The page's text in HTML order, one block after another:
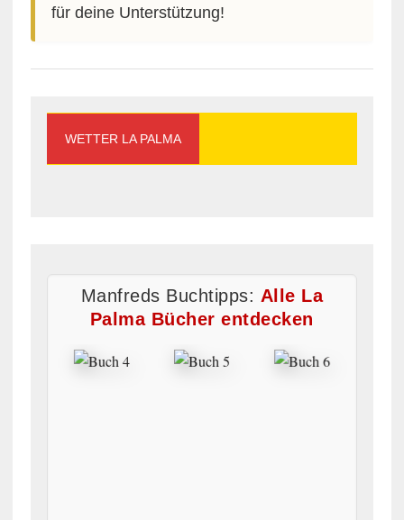
für deine Unterstützung!
WETTER LA PALMA
Manfreds Buchtipps: Alle La
Palma Bücher entdecken